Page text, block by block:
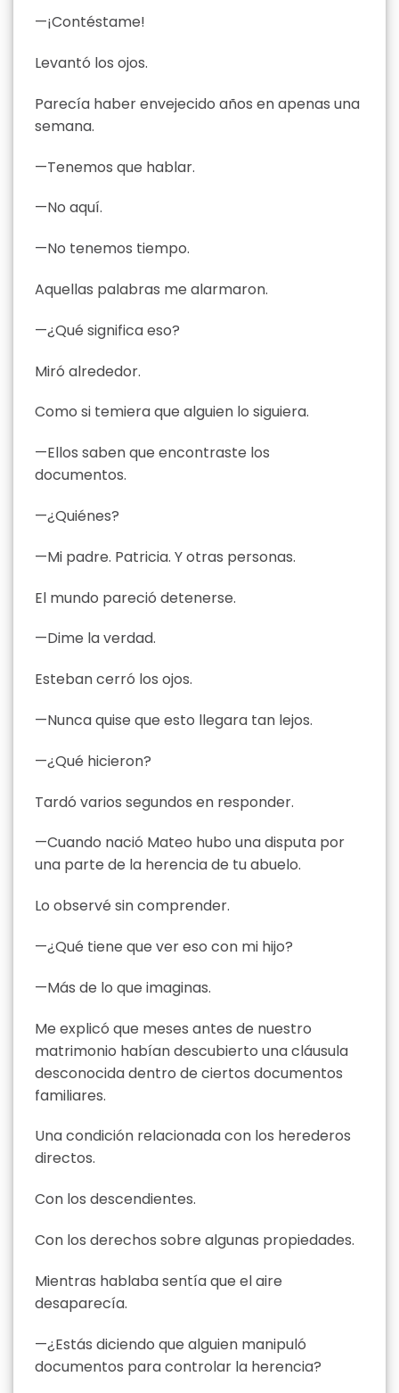
—¡Contéstame!
Levantó los ojos.
Parecía haber envejecido años en apenas una
semana.
—Tenemos que hablar.
—No aquí.
—No tenemos tiempo.
Aquellas palabras me alarmaron.
—¿Qué significa eso?
Miró alrededor.
Como si temiera que alguien lo siguiera.
—Ellos saben que encontraste los
documentos.
—¿Quiénes?
—Mi padre. Patricia. Y otras personas.
El mundo pareció detenerse.
—Dime la verdad.
Esteban cerró los ojos.
—Nunca quise que esto llegara tan lejos.
—¿Qué hicieron?
Tardó varios segundos en responder.
—Cuando nació Mateo hubo una disputa por
una parte de la herencia de tu abuelo.
Lo observé sin comprender.
—¿Qué tiene que ver eso con mi hijo?
—Más de lo que imaginas.
Me explicó que meses antes de nuestro
matrimonio habían descubierto una cláusula
desconocida dentro de ciertos documentos
familiares.
Una condición relacionada con los herederos
directos.
Con los descendientes.
Con los derechos sobre algunas propiedades.
Mientras hablaba sentía que el aire
desaparecía.
—¿Estás diciendo que alguien manipuló
documentos para controlar la herencia?